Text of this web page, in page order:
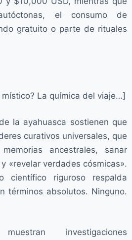
el consumo de
gratuito o parte de rituales
místico? La química del viaje…]
la ayahuasca sostienen que
curativos universales, que
ancestrales, sanar
«revelar verdades cósmicas».
científico riguroso respalda
términos absolutos. Ninguno.
investigaciones